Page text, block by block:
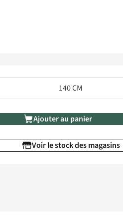
140 CM
Ajouter au panier
Voir le stock des magasins